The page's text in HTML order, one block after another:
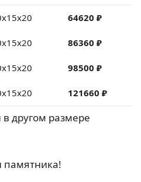
64620 ₽
86360 ₽
98500 ₽
121660 ₽
в другом размере
памятника!